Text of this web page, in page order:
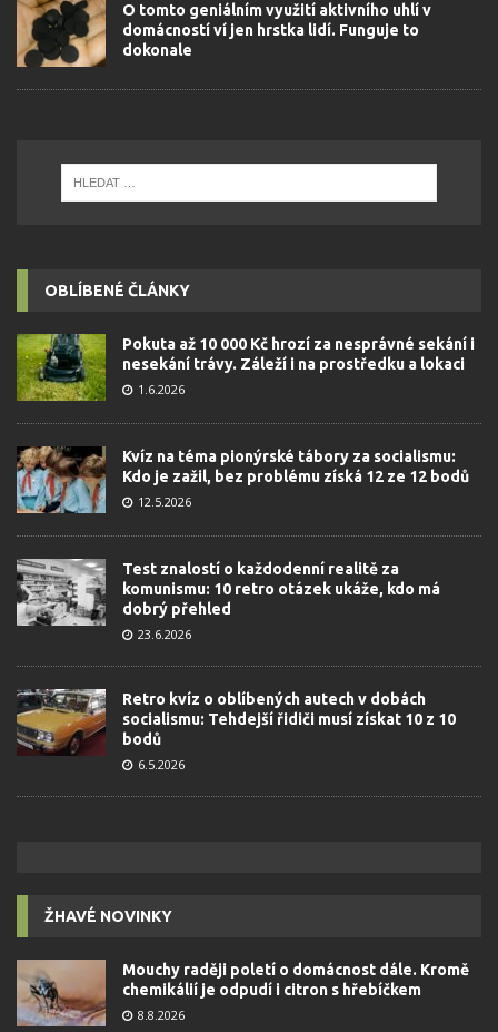
O tomto geniálním využití aktivního uhlí v
domácností ví jen hrstka lidí. Funguje to
dokonale
OBLÍBENÉ ČLÁNKY
Pokuta až 10 000 Kč hrozí za nesprávné sekání i
nesekání trávy. Záleží i na prostředku a lokaci
1.6.2026
Kvíz na téma pionýrské tábory za socialismu:
Kdo je zažil, bez problému získá 12 ze 12 bodů
12.5.2026
Test znalostí o každodenní realitě za
komunismu: 10 retro otázek ukáže, kdo má
dobrý přehled
23.6.2026
Retro kvíz o oblíbených autech v dobách
socialismu: Tehdejší řidiči musí získat 10 z 10
bodů
6.5.2026
ŽHAVÉ NOVINKY
Mouchy raději poletí o domácnost dále. Kromě
chemikálií je odpudí i citron s hřebíčkem
8.8.2026